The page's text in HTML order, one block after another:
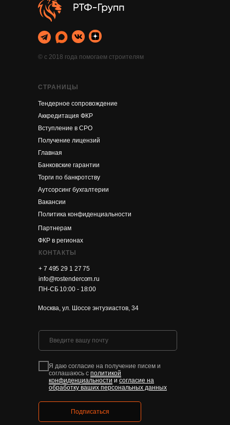
СТРАНИЦЫ
Тендерное сопровождение
Москва, ул. Шоссе энтузиастов, 34
Главная
Банковские гарантии
Торги по банкротству
Аутсорсинг бухгалтерии
Вакансии
КОНТАКТЫ
+ 7 495 29 1 27 75
info@rostendercom.ru
ПН-СБ 10:00 - 18:00
Политика конфиденциальности
© с 2018 года помогаем строителям
Я даю согласие на получение писем и
соглашаюсь с политикой
конфиденциальности и согласие на
обработку ваших персональных данных
Подписаться
Аккредитация ФКР
Вступление в СРО
Получение лицензий
Партнерам
ФКР в регионах